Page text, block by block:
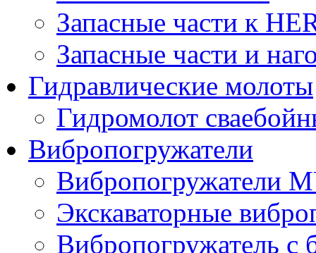
Запасные части к
Запасные части и
Гидравлические молоты
Гидромолот
Вибропогружатели
Вибропогружатели
Экскаваторные
Вибропогружатель с